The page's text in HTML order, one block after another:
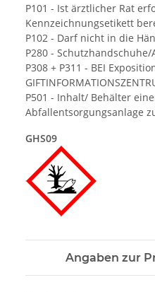
P101 - Ist ärztlicher Rat
Kennzeichnungsetikett
P102 - Darf nicht in die
P280 -
P308 + P311 - BEI
P501 - Inhalt/ Behälter
Abfallentsorgungsanlage
GHS09
Angaben zur